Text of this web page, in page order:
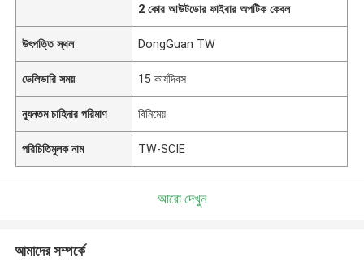
2 কোর আউটডোর ফাইবার অপটিক কেবল
উৎপত্তি স্থল DongGuan TW
ডেলিভারি সময় 15 কার্যদিবস
ন্যূনতম চাহিদার পরিমাণ বিনিমেয়
পরিচিতিমুলক নাম TW-SCIE
আরো দেখুন
আমাদের সম্পর্কে